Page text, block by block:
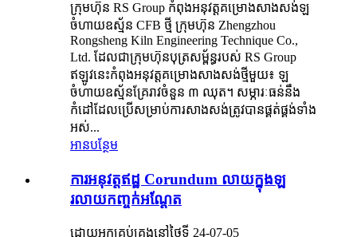
ក្រុមហ៊ុន RS Group កំពុងអនុវត្តគម្រោងសាងសង់ឡ
ចំហាយឧស្ម័ន CFB ថ្មី ក្រុមហ៊ុន Zhengzhou
Rongsheng Kiln Engineering Technique Co.,
Ltd. ដែលជាក្រុមហ៊ុនបុត្រសម្ព័ន្ធរបស់ RS Group
ឥឡូវនេះកំពុងអនុវត្តគម្រោងសាងសង់ថ្មីមួយ៖ ឡ
ចំហាយឧស្ម័នគ្រែរាវចំនួន ៣ ឈុត។ សម្ភារៈធន់នឹង
កំដៅដែលប្រើសម្រាប់ការសាងសង់ត្រូវបានផ្គត់ផ្គង់ទាំង
អស់...
អានបន្ថែម
ការអនុវត្តឥដ្ឋ Corundum លាយក្នុងឡ
រលាយកញ្ចក់អណ្តែត
ដោយអ្នកគ្រប់គ្រងនៅថ្ងៃទី 24-07-05